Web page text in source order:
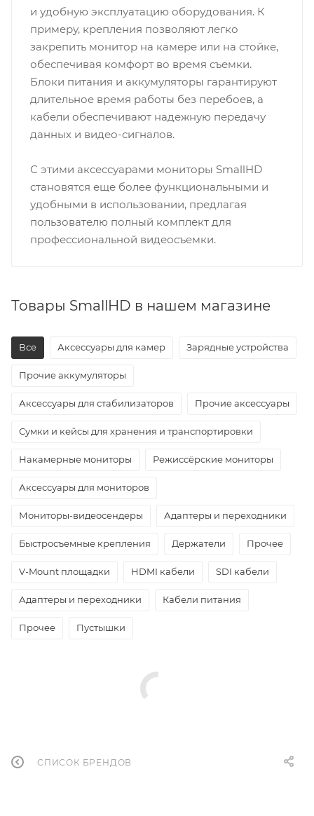
и удобную эксплуатацию оборудования. К
примеру, крепления позволяют легко
закрепить монитор на камере или на стойке,
обеспечивая комфорт во время съемки.
Блоки питания и аккумуляторы гарантируют
длительное время работы без перебоев, а
кабели обеспечивают надежную передачу
данных и видео-сигналов.
С этими аксессуарами мониторы SmallHD
становятся еще более функциональными и
удобными в использовании, предлагая
пользователю полный комплект для
профессиональной видеосъемки.
Товары SmallHD в нашем магазине
Все Аксессуары для камер Зарядные устройства
Прочие аккумуляторы
Аксессуары для стабилизаторов Прочие аксессуары
Сумки и кейсы для хранения и транспортировки
Накамерные мониторы Режиссёрские мониторы
Аксессуары для мониторов
Мониторы-видеосендеры Адаптеры и переходники
Быстросъемные крепления Держатели Прочее
V-Mount площадки HDMI кабели SDI кабели
Адаптеры и переходники Кабели питания
Прочее Пустышки
СПИСОК БРЕНДОВ